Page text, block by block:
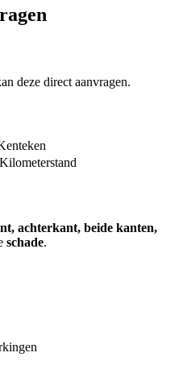
deze direct aanvragen.
Kilometerstand
achterkant, beide kanten,
schade.